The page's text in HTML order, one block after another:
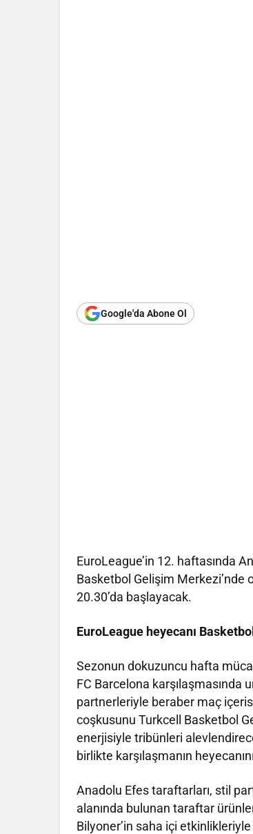
Google'da Abone Ol
EuroLeague’in 12. haftasında
Basketbol Gelişim Merkezi’nde
20.30’da başlayacak.
EuroLeague heyecanı
Sezonun dokuzuncu hafta
FC Barcelona
partnerleriyle beraber maç
coşkusunu Turkcell Basketbol
enerjisiyle tribünleri
birlikte karşılaşmanın
Anadolu Efes taraftarları, stil
alanında bulunan taraftar
Bilyoner’in saha içi